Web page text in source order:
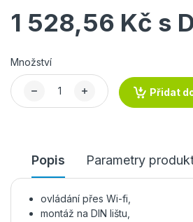
1 528,56 Kč s
Množství
Přidat
Popis Parametry
ovládání přes Wi-fi,
montáž na DIN lištu,